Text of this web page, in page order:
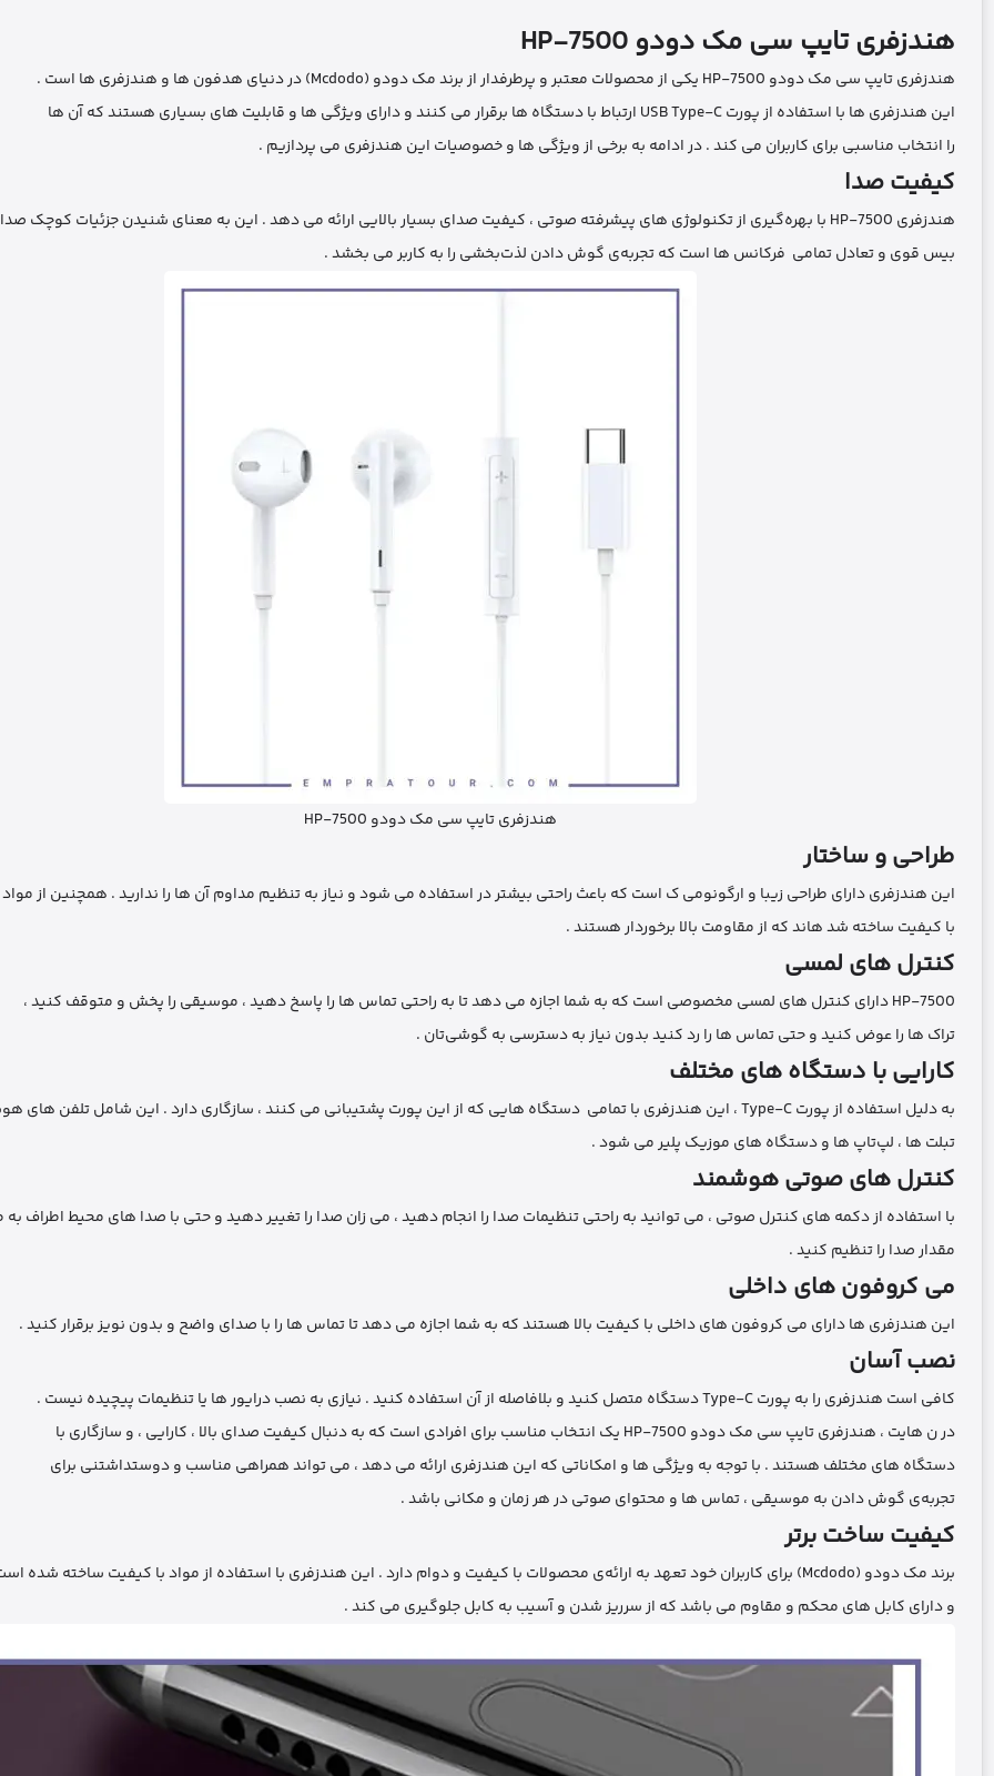
هندزفری تایپ سی مک دودوHP-7500
هندزفری تایپ سی مک دودو HP-7500 یکی از محصولات معتبر و پرطرفدار از برند مک دودو (Mcdodo) در دنیای هدفون‌ ها و هندزفری‌ ها است .
این هندزفری‌ ها با استفاده از پورت USB Type-C ارتباط با دستگاه‌ ها برقرار می ‌کنند و دارای ویژگی‌ ها و قابلیت‌ های بسیاری هستند که آن‌ ها
را انتخاب مناسبی برای کاربران می ‌کند . در ادامه به برخی از ویژگی‌ ها و خصوصیات این هندزفری می ‌پردازیم .
کیفیت صدا
هندزفری HP-7500 با بهره‌گیری از تکنولوژی‌ های پیشرفته صوتی ، کیفیت صدای بسیار بالایی ارائه می ‌دهد . این به معنای شنیدن جزئیات کوچک صدا ،
بیس قوی و تعادل تمامی فرکانس‌ ها است که تجربه‌ی گوش دادن لذت‌بخشی را به کاربر می ‌بخشد .
هندزفری تایپ سی مک دودو HP-7500
طراحی و ساختار
این هندزفری دارای طراحی زیبا و ارگونومی ک است که باعث راحتی بیشتر در استفاده می ‌شود و نیاز به تنظیم مداوم آن‌ ها را ندارید . همچنین از مواد
با کیفیت ساخته شد هاند که از مقاومت بالا برخوردار هستند .
کنترل‌ های لمسی
HP-7500 دارای کنترل‌ های لمسی مخصوصی است که به شما اجازه می ‌دهد تا به راحتی تماس‌ ها را پاسخ دهید ، موسیقی را پخش و متوقف کنید ،
تراک‌ ها را عوض کنید و حتی تماس‌ ها را رد کنید بدون نیاز به دسترسی به گوشی‌تان .
کارایی با دستگاه‌ های مختلف
به دلیل استفاده از پورت Type-C ، این هندزفری با تمامی دستگاه‌ هایی که از این پورت پشتیبانی می ‌کنند ، سازگاری دارد . این شامل تلفن‌ های هوشمند ،
تبلت‌ ها ، لپ‌تاپ‌ ها و دستگاه‌ های موزیک پلیر می ‌شود .
کنترل‌ های صوتی هوشمند
با استفاده از دکمه‌ های کنترل صوتی ، می ‌توانید به راحتی تنظیمات صدا را انجام دهید ، می زان صدا را تغییر دهید و حتی با صدا های محیط اطراف به
مقدار صدا را تنظیم کنید .
می کروفون‌ های داخلی
این هندزفری‌ ها دارای می کروفون‌ های داخلی با کیفیت بالا هستند که به شما اجازه می ‌دهد تا تماس‌ ها را با صدای واضح و بدون نویز برقرار کنید .
نصب آسان
کافی است هندزفری را به پورت Type-C دستگاه متصل کنید و بلافاصله از آن استفاده کنید . نیازی به نصب درایور ها یا تنظیمات پیچیده نیست .
در ن هایت ، هندزفری تایپ سی مک دودو HP-7500 یک انتخاب مناسب برای افرادی است که به دنبال کیفیت صدای بالا ، کارایی ، و سازگاری با
دستگاه‌ های مختلف هستند . با توجه به ویژگی‌ ها و امکاناتی که این هندزفری ارائه می ‌دهد ، می ‌تواند همراهی مناسب و دوستداشتنی برای
تجربه‌ی گوش دادن به موسیقی ، تماس‌ ها و محتوای صوتی در هر زمان و مکانی باشد .
کیفیت ساخت برتر
برند مک دودو (Mcdodo) برای کاربران خود تعهد به ارائه‌ی محصولات با کیفیت و دوام دارد . این هندزفری با استفاده از مواد با کیفیت ساخته شده است
و دارای کابل‌ های محکم و مقاوم می ‌باشد که از سرریز شدن و آسیب به کابل جلوگیری می ‌کند .